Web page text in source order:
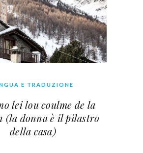
E TRADUZIONE
lei lou coulme de la
(la donna è il pilastro
della casa)